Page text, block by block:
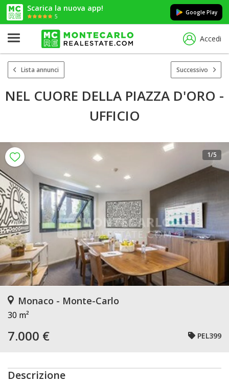
Scarica la nuova app!
5
Google Play
Accedi
Lista annunci Successivo
NEL CUORE DELLA PIAZZA D'ORO -
UFFICIO
1/5
Monaco - Monte-Carlo
30 m²
7.000 € PEL399
Descrizione